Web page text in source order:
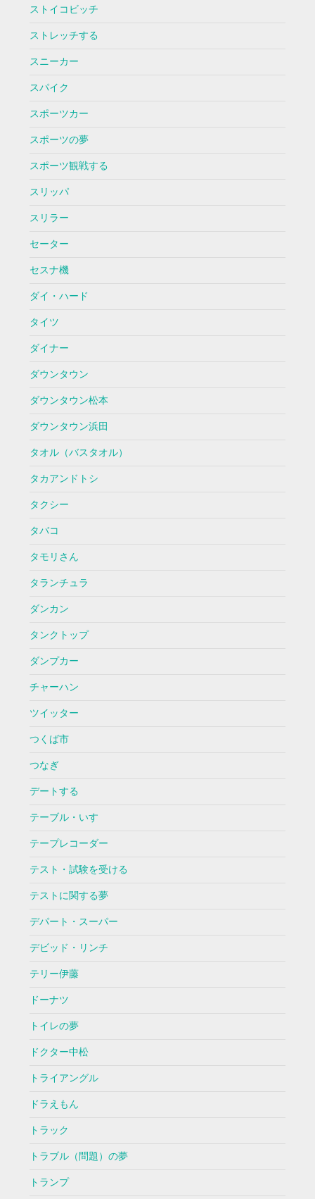
ストイコビッチ
ストレッチする
スニーカー
スパイク
スポーツカー
スポーツの夢
スポーツ観戦する
スリッパ
スリラー
セーター
セスナ機
ダイ・ハード
タイツ
ダイナー
ダウンタウン
ダウンタウン松本
ダウンタウン浜田
タオル（バスタオル）
タカアンドトシ
タクシー
タバコ
タモリさん
タランチュラ
ダンカン
タンクトップ
ダンプカー
チャーハン
ツイッター
つくば市
つなぎ
デートする
テーブル・いす
テープレコーダー
テスト・試験を受ける
テストに関する夢
デパート・スーパー
デビッド・リンチ
テリー伊藤
ドーナツ
トイレの夢
ドクター中松
トライアングル
ドラえもん
トラック
トラブル（問題）の夢
トランプ